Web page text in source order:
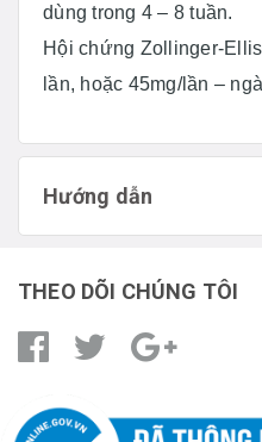
dùng trong 4 – 8 tuần.
Hội chứng Zollinger-
lần, hoặc 45mg/lần –
Hướng dẫn
THEO DÕI CHÚNG TÔI